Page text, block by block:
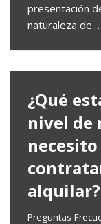
presentación
naturaleza de…
¿Qué
nivel de
alquilar?
Preguntas